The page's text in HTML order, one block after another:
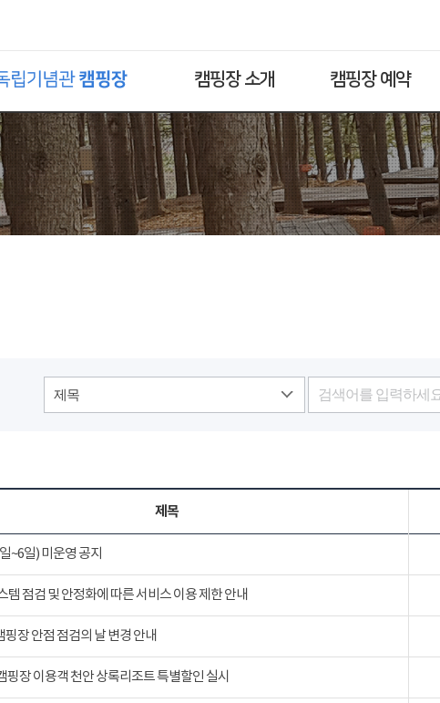
캠핑장 소개 캠핑장 예약
제목
제목
~6일) 미운영 공지
템 점검 및 안정화에 따른 서비스 이용 제한 안내
핑장 안점 점검의 날 변경 안내
핑장 이용객 천안 상록리조트 특별할인 실시